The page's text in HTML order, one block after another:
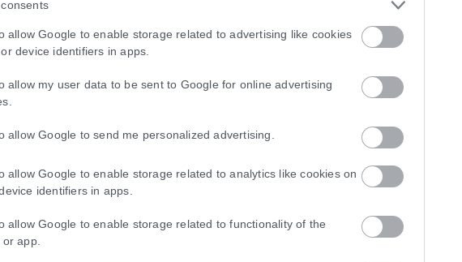
allow Google to enable storage related to advertising like cookies
device identifiers in apps.
allow my user data to be sent to Google for online advertising
allow Google to send me personalized advertising.
allow Google to enable storage related to analytics like cookies on
identifiers in apps.
allow Google to enable storage related to functionality of the
app.
– Ανήκει στον αγνοούμενο Γερμανό
στη θαλάσσια περιοχή δυτικά της Σύμης ανήκει σύμφωνα με την...
51χρονης Ισραηλινής
το βράδυ της Τετάρτης (5/8) η οποία τραυματίστηκε στο πόδι της ενώ διέσχιζε...